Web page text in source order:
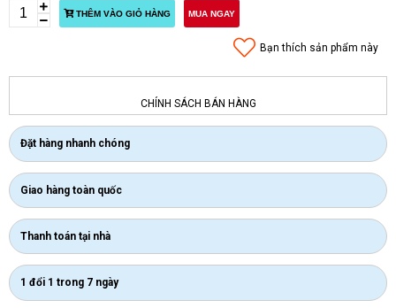
THÊM VÀO GIỎ HÀNG MUA NGAY
Bạn thích sản phẩm này
CHÍNH SÁCH BÁN HÀNG
Đặt hàng nhanh chóng
Giao hàng toàn quốc
Thanh toán tại nhà
1 đổi 1 trong 7 ngày